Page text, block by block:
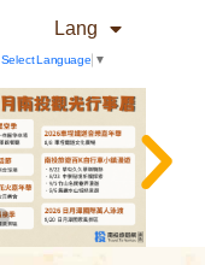
Lang
Select Language ▼